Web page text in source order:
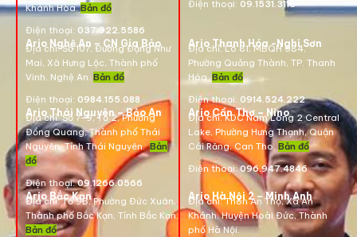
Khánh Hòa.Bản đồ
Điện thoại: 037.922.5586
Điện thoại: 09.1531.3116
Ario Nghệ An – CN Gia Bảo
Địa chỉ:Số 107, Đường Đặng Như
Mai, Xã Hưng Lộc, Thành phố
Vinh, Nghệ An. Bản đồ
Điện thoại: 0984.155.088
Ario Thanh Hóa -Nghi Sơn
Địa chỉ: Lô 81, MBQH 584,
Phường Quảng Thành, TP. Thanh
Hóa.Bản đồ
Điện thoại: 0914.524.222
Ario Thái Nguyên – Bảo An
Địa chỉ: Số 7-9, Tổ 2, Phường
Đồng Quang, Thành phố Thái
Nguyên, Tỉnh Thái Nguyên.Bản
đồ
Điện thoại:09.1266.0566
Ario Cần Thơ – Nino
Địa chỉ:KDC Nam Long 2 Central
Lake, Phường Hưng Thạnh, Quận
Cái Răng, Can Tho. Bản đồ
Điện thoại:096.947.4846
Ario Bắc Kạn
Địa chỉ:Tổ 9B, Phường Đức Xuân,
Thành phố Bắc Kạn, Tỉnh Bắc Kạn.
Bản đồ
Ario Hà Nội 2 – Minh Anh
Địa chỉ:Thôn An Thọ, Xã An
Khánh, Huyện Hoài Đức, Thành
phố Hà Nội.